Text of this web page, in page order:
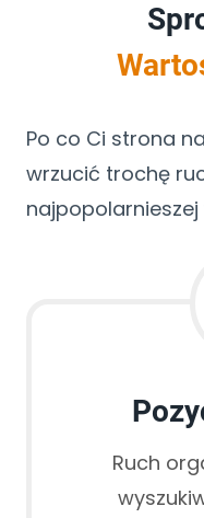
Po co Ci strona
wrzucić trochę
Ruch